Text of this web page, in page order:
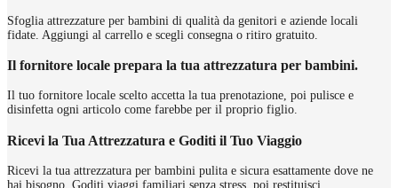
Sfoglia attrezzature per bambini di qualità da genitori e aziende locali
fidate. Aggiungi al carrello e scegli consegna o ritiro gratuito.
Il fornitore locale prepara la tua attrezzatura per bambini.
Il tuo fornitore locale scelto accetta la tua prenotazione, poi pulisce e
disinfetta ogni articolo come farebbe per il proprio figlio.
Ricevi la Tua Attrezzatura e Goditi il Tuo Viaggio
Ricevi la tua attrezzatura per bambini pulita e sicura esattamente dove ne
hai bisogno. Goditi viaggi familiari senza stress, poi restituisci